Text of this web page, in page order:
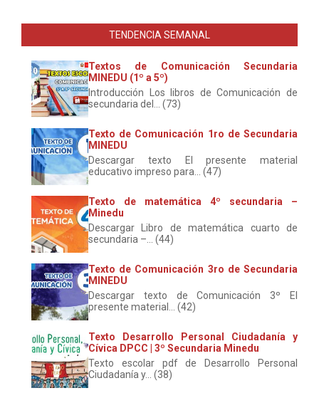
TENDENCIA SEMANAL
Textos de Comunicación Secundaria
MINEDU (1º a 5º)
Introducción Los libros de Comunicación de
secundaria del... (73)
Texto de Comunicación 1ro de Secundaria
MINEDU
Descargar texto El presente material
educativo impreso para... (47)
Texto de matemática 4º secundaria –
Minedu
Descargar Libro de matemática cuarto de
secundaria –... (44)
Texto de Comunicación 3ro de Secundaria
MINEDU
Descargar texto de Comunicación 3º El
presente material... (42)
Texto Desarrollo Personal Ciudadanía y
Cívica DPCC | 3º Secundaria Minedu
Texto escolar pdf de Desarrollo Personal
Ciudadanía y... (38)